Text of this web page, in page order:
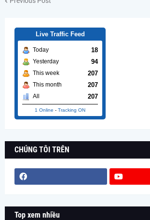
Live Traffic Feed
Today 18
Yesterday 94
This week 207
This month 207
All 207
1 Online - Tracking ON
CHÚNG TÔI TRÊN
Top xem nhiều